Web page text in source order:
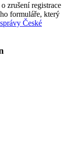
zrušení registrace
formuláře, který
České